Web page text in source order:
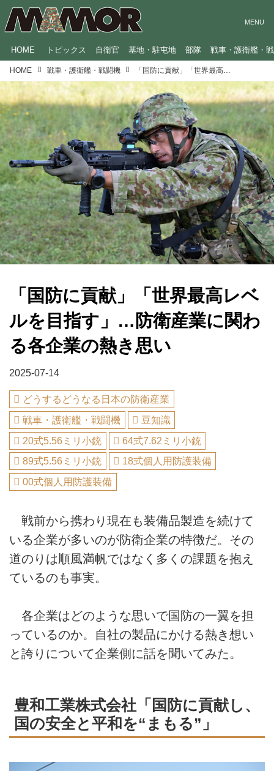
HOME トピックス 自衛官 基地・駐屯地 部隊 戦車・護衛艦・
HOME 戦車・護衛艦・戦闘機
「国防に貢献」「世界最高レベ
ルを目指す」…防衛産業に関わ
る各企業の熱き思い
2025-07-14
どうするどうなる日本の防衛産業
戦車・護衛艦・戦闘機
豆知識
20式5.56ミリ小銃
64式7.62ミリ小銃
89式5.56ミリ小銃
18式個人用防護装備
00式個人用防護装備
戦前から携わり現在も装備品製造を続けて
いる企業が多いのが防衛企業の特徴だ。その
道のりは順風満帆ではなく多くの課題を抱え
ているのも事実。
各企業はどのような思いで国防の一翼を担
っているのか。自社の製品にかける熱き想い
と誇りについて企業側に話を聞いてみた。
豊和工業株式会社「国防に貢献し、
国の安全と平和を“まもる”」